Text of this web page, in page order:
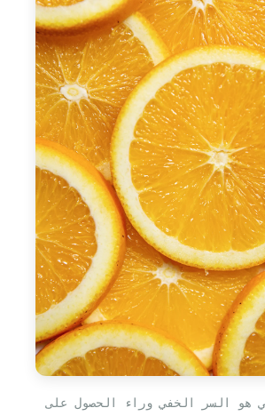
هو السر الخفي وراء الحصول على